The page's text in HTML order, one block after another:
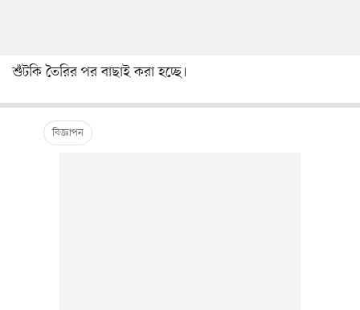
শুঁটকি তৈরির পর বাছাই করা হচ্ছে।